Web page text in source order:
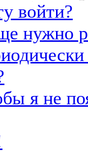
войти?
нужно
я не